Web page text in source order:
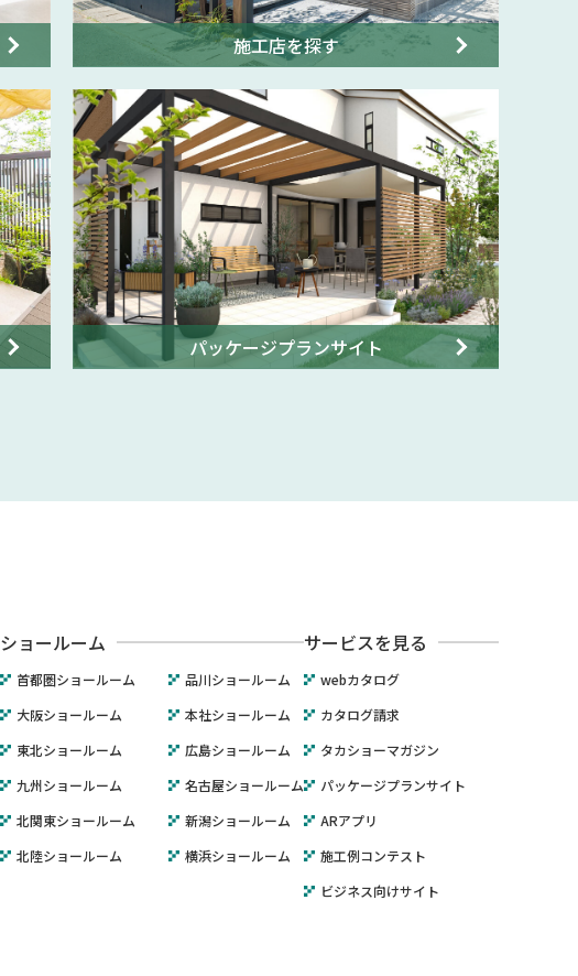
施工店を探す
パッケージプランサイト
ショールーム
首都圏ショールーム
品川ショールーム
大阪ショールーム
本社ショールーム
東北ショールーム
広島ショールーム
九州ショールーム
名古屋ショールーム
北関東ショールーム
新潟ショールーム
北陸ショールーム
横浜ショールーム
サービスを見る
webカタログ
カタログ請求
タカショーマガジン
パッケージプランサイト
ARアプリ
施工例コンテスト
ビジネス向けサイト